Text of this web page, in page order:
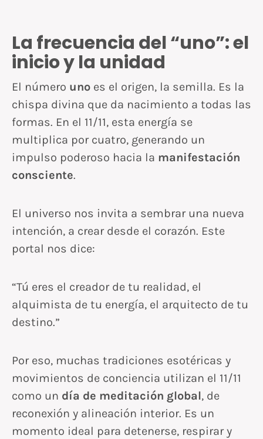
La frecuencia del “uno”: el
inicio y la unidad
El número uno es el origen, la semilla. Es la
chispa divina que da nacimiento a todas las
formas. En el 11/11, esta energía se
multiplica por cuatro, generando un
impulso poderoso hacia la manifestación
consciente.
El universo nos invita a sembrar una nueva
intención, a crear desde el corazón. Este
portal nos dice:
“Tú eres el creador de tu realidad, el
alquimista de tu energía, el arquitecto de tu
destino.”
Por eso, muchas tradiciones esotéricas y
movimientos de conciencia utilizan el 11/11
como un día de meditación global, de
reconexión y alineación interior. Es un
momento ideal para detenerse, respirar y